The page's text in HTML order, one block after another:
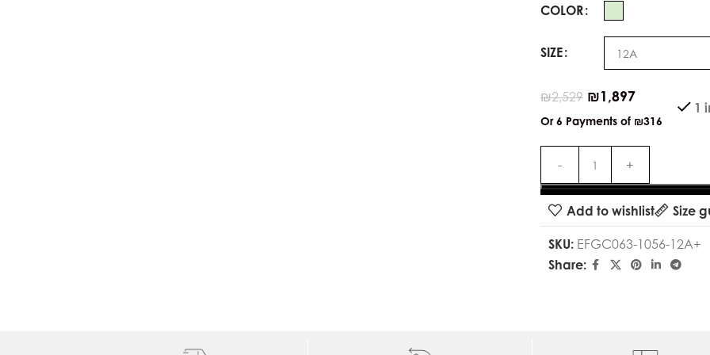
COLOR
SIZE
₪2,529 ₪1,897
Or 6 Payments of ₪316
1
Add to wishlist
Size
SKU: EFGC063-1056-12A+
Share: